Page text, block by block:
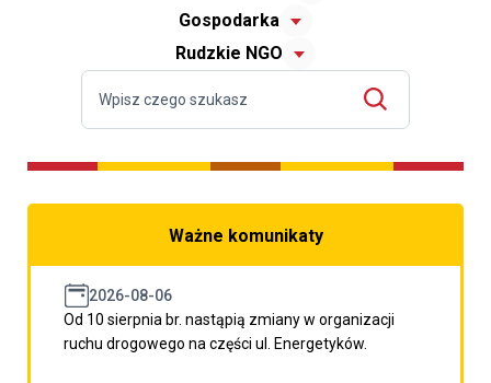
Gospodarka
Rudzkie NGO
Ważne komunikaty
2026-08-06
Od 10 sierpnia br. nastąpią zmiany w organizacji
ruchu drogowego na części ul. Energetyków.